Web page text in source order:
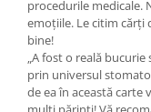
Editura Pandora M
Editura Portocala
Editura Scriptum
Editura Sophia
procedurile medicale.
emoțiile. Le citim cărți
bine!
„A fost o reală
prin universul
de ea în această